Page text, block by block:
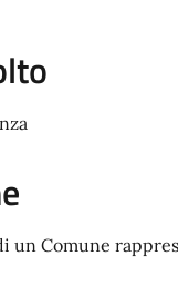
un Comune